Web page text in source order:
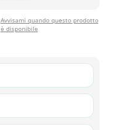
Avvisami quando questo prodotto
è disponibile